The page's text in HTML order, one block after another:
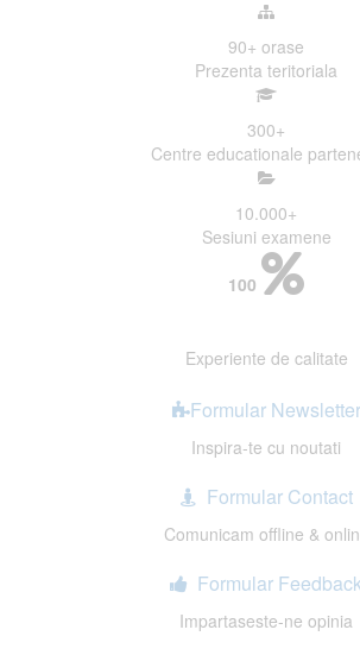
90+ orase
Prezenta teritoriala
300+
Centre educationale
10.000+
Sesiuni examene
100
Experiente de calitate
Formular Newsletter
Inspira-te cu noutati
Formular Contact
Comunicam offline &
Formular
Impartaseste-ne opinia